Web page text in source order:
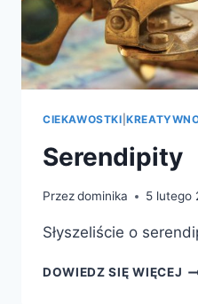
CIEKAWOSTKI |
Serendipity
Przezdominika 5 lutego
Słyszeliście o
DOWIEDZ SIĘ WIĘCEJ